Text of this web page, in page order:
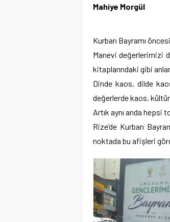
Mahiye Morgül
Kurban Bayramı
Manevi değerlerimizi
kitaplarındaki gibi
Dinde kaos, dilde
değerlerde kaos,
Artık aynı anda hepsi
Rize’de Kurban
noktada bu afişleri